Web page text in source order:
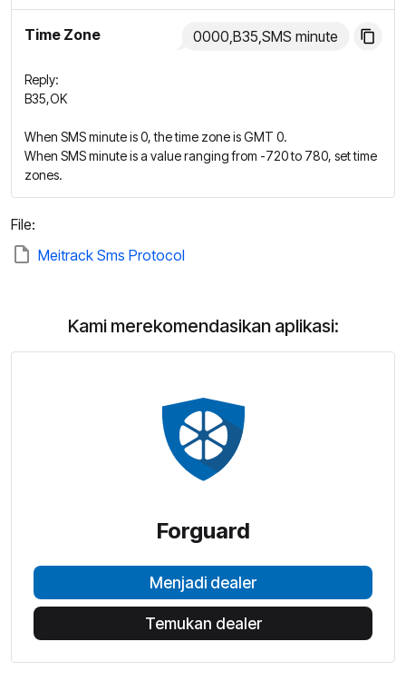
Time Zone 0000,B35,SMS minute
Reply:
B35,OK
When SMS minute is 0, the time zone is GMT 0.
When SMS minute is a value ranging from -720 to 780, set time
zones.
File:
Meitrack Sms Protocol
Kami merekomendasikan aplikasi:
Forguard
Menjadi dealer
Temukan dealer